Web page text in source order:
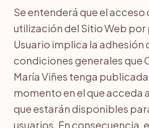
Se entenderá que el acceso
utilización del Sitio Web
Usuario implica la adhesión
condiciones generales que
María Viñes tenga
momento en el que acceda
que estarán disponibles
usuarios. En consecuencia,